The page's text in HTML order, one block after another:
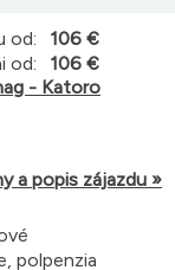
od:
106 €
od:
106 €
- Katoro
a popis zájazdu »
polpenzia